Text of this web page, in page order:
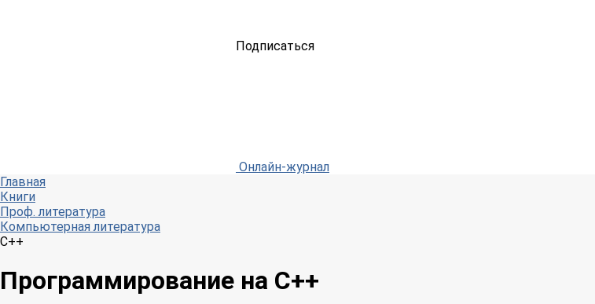
Подписаться
Онлайн-журнал
Главная
Книги
Проф. литература
Компьютерная литература
С++
Программирование на С++